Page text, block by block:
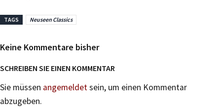
TAGS Neuseen Classics
Keine Kommentare bisher
SCHREIBEN SIE EINEN KOMMENTAR
Sie müssen angemeldetsein, um einen Kommentar
abzugeben.